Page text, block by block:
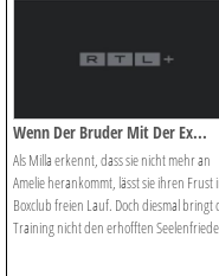
Wenn Der Bruder Mit Der Ex...
Als Milla erkennt, dass sie nicht mehr an
Amelie herankommt, lässt sie ihren Frust
Boxclub freien Lauf. Doch diesmal bringt
Training nicht den erhofften